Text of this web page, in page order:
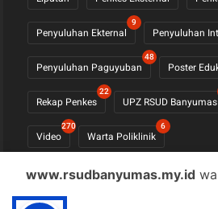
Penyuluhan Ekternal
9
Penyuluhan
Penyuluhan Paguyuban
48
Poster
Rekap Penkes
22
UPZ RSUD Banyumas
Video
270
Warta Poliklinik
6
www.rsudbanyumas.my.id